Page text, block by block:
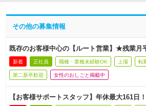
その他の募集情報
既存のお客様中心の【ルート営業】★残業
新着 正社員 職種・業種未経験OK 上場 転
第二新卒歓迎 女性のおしごと掲載中
【お客様サポートスタッフ】年休最大161日